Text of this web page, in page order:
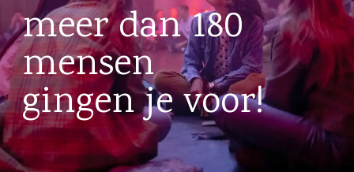
meer dan 180
mensen
gingen je voor!